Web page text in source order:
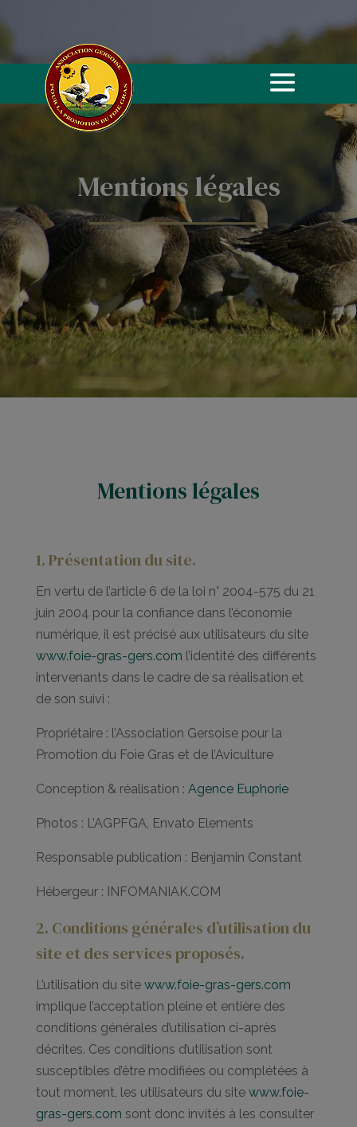
Mentions légales
Mentions légales
1. Présentation du site.
En vertu de l’article 6 de la loi n° 2004-575 du 21
juin 2004 pour la confiance dans l’économie
numérique, il est précisé aux utilisateurs du site
www.foie-gras-gers.com l’identité des différents
intervenants dans le cadre de sa réalisation et
de son suivi :
Propriétaire : l’Association Gersoise pour la
Promotion du Foie Gras et de l’Aviculture
Conception & réalisation : Agence Euphorie
Photos : L’AGPFGA, Envato Elements
Responsable publication : Benjamin Constant
Hébergeur : INFOMANIAK.COM
2. Conditions générales d’utilisation du
site et des services proposés.
L’utilisation du site www.foie-gras-gers.com
implique l’acceptation pleine et entière des
conditions générales d’utilisation ci-après
décrites. Ces conditions d’utilisation sont
susceptibles d’être modifiées ou complétées à
tout moment, les utilisateurs du site www.foie-
gras-gers.com sont donc invités à les consulter